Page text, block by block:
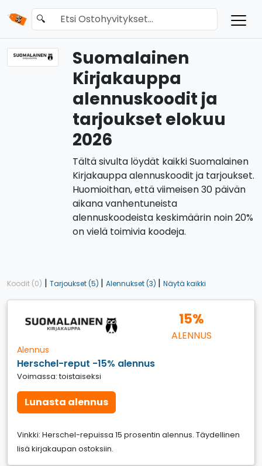
🔍
Suomalainen
Kirjakauppa
alennuskoodit ja
tarjoukset elokuu
2026
Tältä sivulta löydät kaikki Suomalainen
Kirjakauppa alennuskoodit ja tarjoukset.
Huomioithan, että viimeisen 30 päivän
aikana vanhentuneista
alennuskoodeista keskimäärin noin 20%
on vielä toimivia koodeja.
Koodit (0) | Tarjoukset (5) | Alennukset (3) | Näytä kaikki
15%
ALENNUS
Alennus
Herschel-reput -15% alennus
Voimassa: toistaiseksi
Lunasta alennus
Vinkki: Herschel-repuissa 15 prosentin alennus. Täydellinen
lisä kirjakaupan ostoksiin.